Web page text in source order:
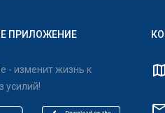
ПРИЛОЖЕНИЕ
- изменит жизнь к
усилий!